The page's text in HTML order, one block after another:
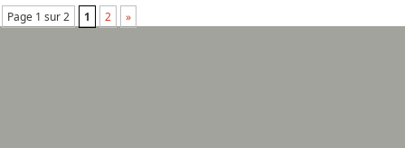
Page 1 sur 2 1 2 »